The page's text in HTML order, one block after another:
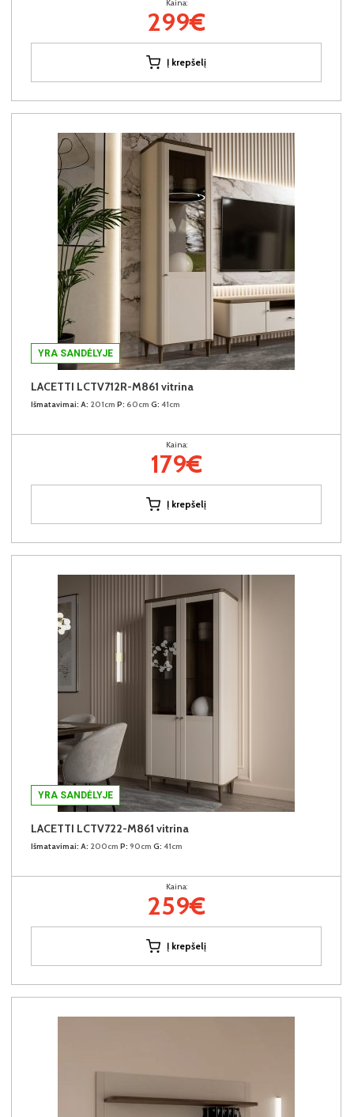
Kaina:
299€
Į krepšelį
YRA SANDĖLYJE
LACETTI LCTV712R-M861 vitrina
Išmatavimai: A: 201cm P: 60cm G: 41cm
Kaina:
179€
Į krepšelį
YRA SANDĖLYJE
LACETTI LCTV722-M861 vitrina
Išmatavimai: A: 200cm P: 90cm G: 41cm
Kaina:
259€
Į krepšelį